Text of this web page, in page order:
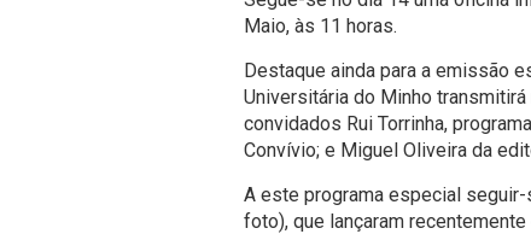
Maio, às 11 horas.
Destaque ainda para a emissão
Universitária do Minho
convidados Rui Torrinha,
Convívio; e Miguel Oliveira da
A este programa especial
foto), que lançaram